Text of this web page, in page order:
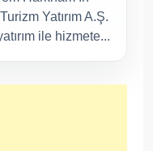
Yatırım A.Ş.
ile hizmete...